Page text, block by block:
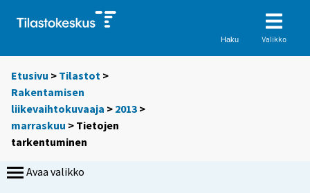
Haku Valikko
Etusivu > Tilastot >
Rakentamisen
liikevaihtokuvaaja > 2013 >
marraskuu > Tietojen
tarkentuminen
Avaa valikko